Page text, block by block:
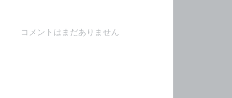
コメントはまだありません